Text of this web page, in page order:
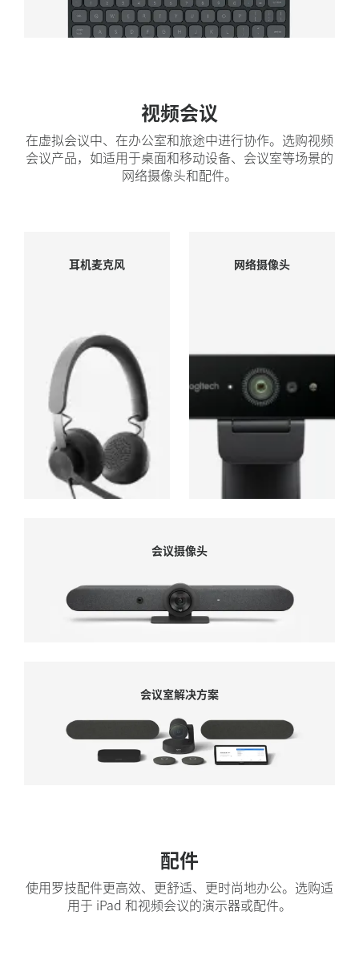
视频会议
在虚拟会议中、在办公室和旅途中进行协作。选购视频
会议产品，如适用于桌面和移动设备、会议室等场景的
网络摄像头和配件。
网络摄像头
网络摄像头
会议摄像头
会议摄像头
耳机麦克风
会议室解决方案
会议室解决方案
配件
使用罗技配件更高效、更舒适、更时尚地办公。选购适
用于 iPad 和视频会议的演示器或配件。